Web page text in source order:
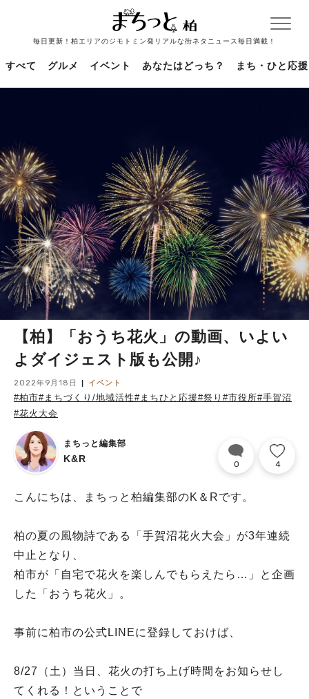
毎日更新！柏エリアのジモトミン発リアルな街ネタニュース毎日満載！
すべて グルメ イベント あなたはどっち？ まち・ひと応援
【柏】「おうち花火」の動画、いよい
よダイジェスト版も公開♪
2022年9月18日 イベント
#柏市#まちづくり/地域活性#まちひと応援#祭り #市役所#手賀沼
#花火大会
まちっと編集部
K&R 0 4
こんにちは、まちっと柏編集部のK＆Rです。
柏の夏の風物詩である「手賀沼花火大会」が3年連続
中止となり、
柏市が「自宅で花火を楽しんでもらえたら…」と企画
した「おうち花火」。
事前に柏市の公式LINEに登録しておけば、
8/27（土）当日、花火の打ち上げ時間をお知らせし
てくれる！ということで